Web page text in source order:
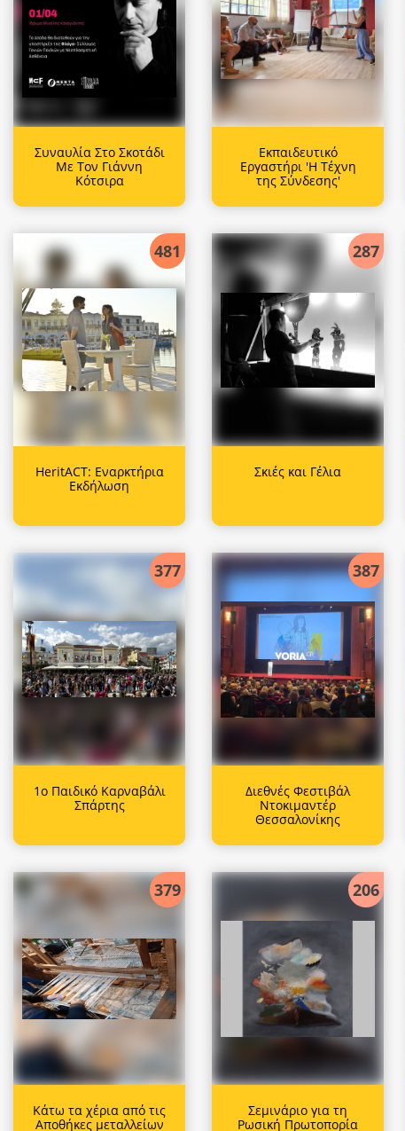
Συναυλία Στο Σκοτάδι
Με Τον Γιάννη
Κότσιρα
Εκπαιδευτικό
Εργαστήρι 'Η Τέχνη
της Σύνδεσης'
481
HeritACT: Εναρκτήρια
Εκδήλωση
287
Σκιές και Γέλια
377
1ο Παιδικό Καρναβάλι
Σπάρτης
387
Διεθνές Φεστιβάλ
Ντοκιμαντέρ
Θεσσαλονίκης
379
Κάτω τα χέρια από τις
Αποθήκες μεταλλείων
206
Σεμινάριο για τη
Ρωσική Πρωτοπορία